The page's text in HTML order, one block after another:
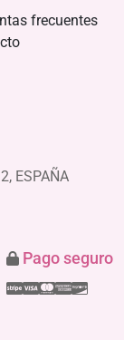
frecuentes
ESPAÑA
Pago seguro
Stripe
Visa